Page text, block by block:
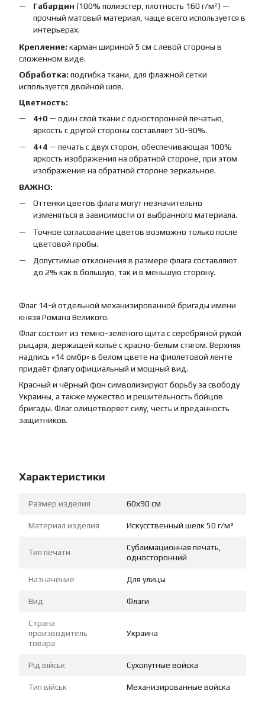
Габардин (100% полиэстер, плотность 160 г/м²) —
прочный матовый материал, чаще всего используется в
интерьерах.
Крепление: карман шириной 5 см с левой стороны в
сложенном виде.
Обработка: подгибка ткани, для флажной сетки
используется двойной шов.
Цветность:
4+0 — один слой ткани с односторонней печатью,
яркость с другой стороны составляет 50-90%.
4+4 — печать с двух сторон, обеспечивающая 100%
яркость изображения на обратной стороне, при этом
изображение на обратной стороне зеркальное.
ВАЖНО:
Оттенки цветов флага могут незначительно
изменяться в зависимости от выбранного материала.
Точное согласование цветов возможно только после
цветовой пробы.
Допустимые отклонения в размере флага составляют
до 2% как в большую, так и в меньшую сторону.
Флаг 14-й отдельной механизированной бригады имени
князя Романа Великого.
Флаг состоит из тёмно-зелёного щита с серебряной рукой
рыцаря, держащей копьё с красно-белым стягом. Верхняя
надпись «14 омбр» в белом цвете на фиолетовой ленте
придаёт флагу официальный и мощный вид.
Красный и чёрный фон символизируют борьбу за свободу
Украины, а также мужество и решительность бойцов
бригады. Флаг олицетворяет силу, честь и преданность
защитников.
Характеристики
Размер изделия 60х90 см
Материал изделия Искусственный шелк 50 г/м²
Тип печати
Сублимационная печать,
односторонний
Назначение Для улицы
Вид Флаги
Страна
производитель
товара
Украина
Рід військ Сухопутные войска
Тип військ Механизированные войска